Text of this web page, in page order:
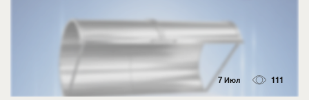
7 Июл 111